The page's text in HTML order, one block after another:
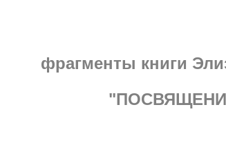
фрагменты книги